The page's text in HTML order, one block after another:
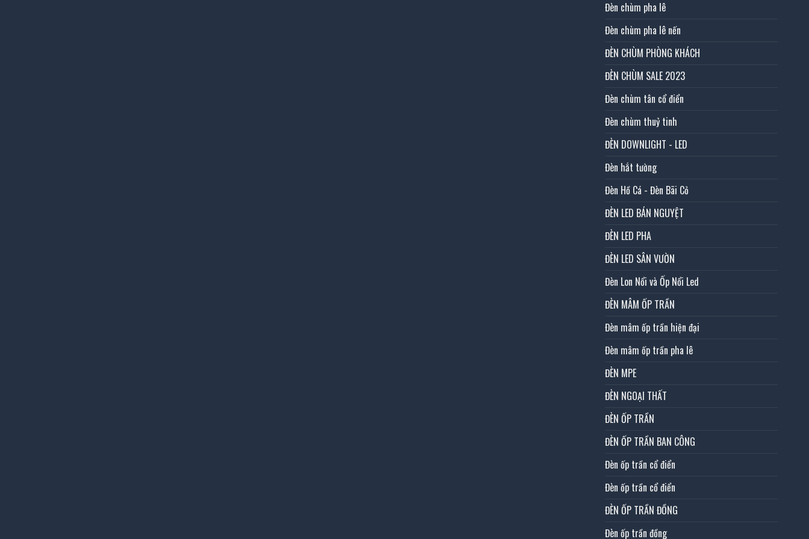
Đèn chùm pha lê
Đèn chùm pha lê nến
ĐÈN CHÙM PHÒNG KHÁCH
ĐÈN CHÙM SALE 2023
Đèn chùm tân cổ điển
Đèn chùm thuỷ tinh
ĐÈN DOWNLIGHT - LED
Đèn hắt tường
Đèn Hồ Cá - Đèn Bãi Cỏ
ĐÈN LED BÁN NGUYỆT
ĐÈN LED PHA
ĐÈN LED SÂN VƯỜN
Đèn Lon Nổi và Ốp Nổi Led
ĐÈN MÂM ỐP TRẦN
Đèn mâm ốp trần hiện đại
Đèn mâm ốp trần pha lê
ĐÈN MPE
ĐÈN NGOẠI THẤT
ĐÈN ỐP TRẦN
ĐÈN ỐP TRẦN BAN CÔNG
Đèn ốp trần cổ điển
Đèn ốp trần cổ điển
ĐÈN ỐP TRẦN ĐỒNG
Đèn ốp trần đồng